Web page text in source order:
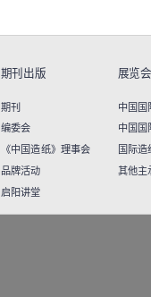
期刊出版
期刊
编委会
《中国造纸》理事会
品牌活动
启阳讲堂
展览
中国国
中国国
国际造
其他主